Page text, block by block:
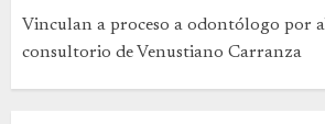
Vinculan a proceso a odontólogo por
consultorio de Venustiano Carranza